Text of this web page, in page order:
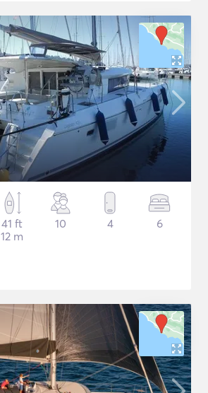
41 ft
12 m
10 4 6